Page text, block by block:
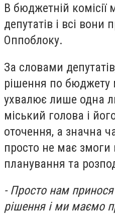
В бюджетній комісії
депутатів і всі вони
Оппоблоку.
За словами
рішення по бюджету
ухвалює лише одна
міський голова і
оточення, а значна
просто не має змоги
планування та
- Просто нам
рішення і ми маємо